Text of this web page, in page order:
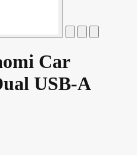
Car
USB-A